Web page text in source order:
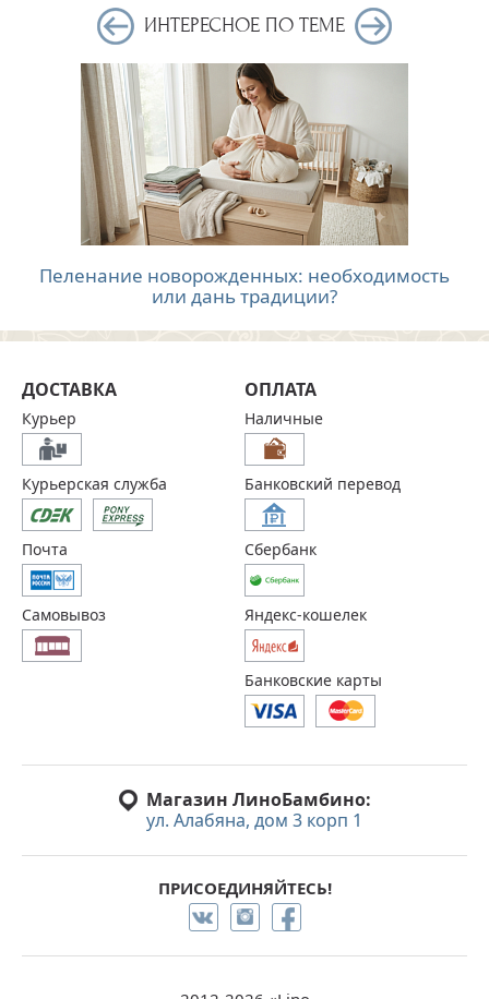
ИНТЕРЕСНОЕ ПО ТЕМЕ
Пеленание новорожденных: необходимость
или дань традиции?
Магазин ЛиноБамбино:
ул. Алабяна, дом 3 корп 1
ПРИСОЕДИНЯЙТЕСЬ!
ДОСТАВКА
Курьер
Курьерская служба
Почта
Самовывоз
ОПЛАТА
Наличные
Банковский перевод
Сбербанк
Яндекс-кошелек
Банковские карты